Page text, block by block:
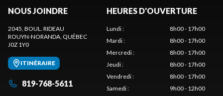
NOUS JOINDRE
2045, BOUL. RIDEAU
ROUYN-NORANDA, QUÉBEC
J0Z 1Y0
ITINÉRAIRE
819-768-5611
HEURES D'OUVERTURE
Lundi:
8h00 - 17h00
Mardi:
8h00 - 17h00
Mercredi:
8h00 - 17h00
Jeudi:
8h00 - 17h00
Vendredi:
8h00 - 17h00
Samedi: 9h00 - 12h00